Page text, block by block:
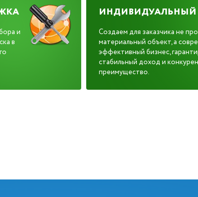
и
в
Создаем для заказчика не
материальный объект, а
эффективный бизнес,
стабильный доход и
преимущество.